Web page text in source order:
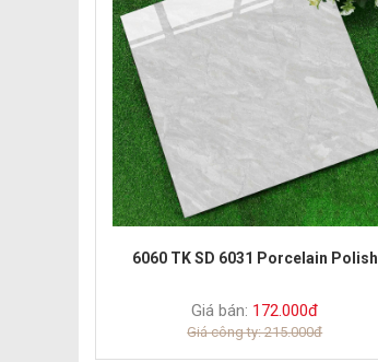
6060 TK SD 6031 Porcelain Polish
Giá bán: 172.000đ
Giá công ty: 215.000đ